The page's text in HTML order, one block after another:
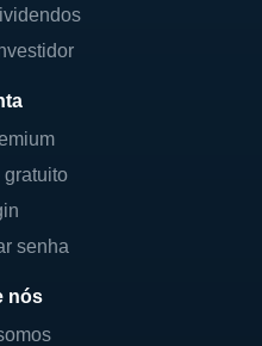
gratuito
senha
nós